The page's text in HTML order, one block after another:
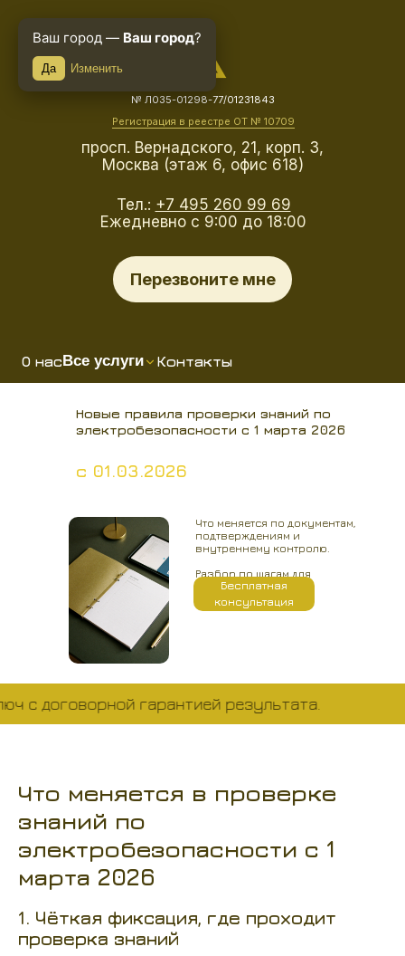
Тел.: +7 495 260 99 69
Ежедневно с 9:00 до 18:00
Перезвоните мне
просп. Вернадского, 21, корп. 3,
Москва (этаж 6, офис 618)
№ Л035-01298-77/01231843
Регистрация в реестре ОТ № 10709
О насВсе услуги Контакты
Новые правила проверки знаний по
электробезопасности с 1 марта 2026
Что меняется по документам,
подтверждениям и
внутреннему контролю.
Разбор по шагам для
организаций.
с 01.03.2026
Бесплатная
консультация
гарантией результата.
Что меняется в проверке
знаний по
электробезопасности с 1
марта 2026
1. Чёткая фиксация, где проходит
проверка знаний
Ваш город — Ваш город?
Да Изменить